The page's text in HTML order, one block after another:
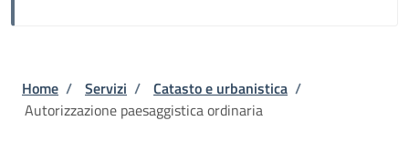
Briciole di pane
Home / Servizi / Catasto e urbanistica /
Autorizzazione paesaggistica ordinaria